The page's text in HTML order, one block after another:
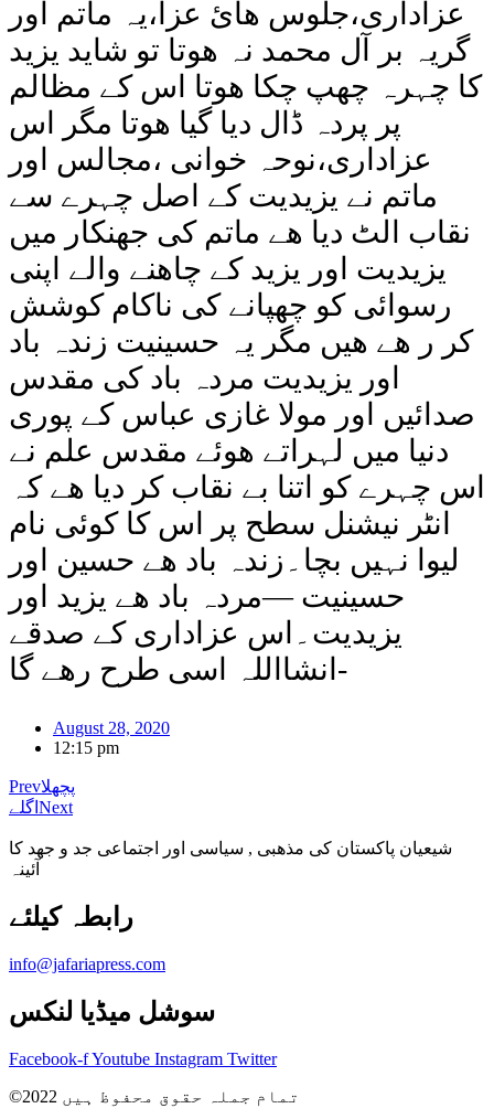
عزاداری،جلوس ھائ عزا،یہ ماتم اور
گریہ بر آل محمد نہ ھوتا تو شاید یزید
کا چہرہ چھپ چکا ھوتا اس کے مظالم
پر پردہ ڈال دیا گیا ھوتا مگر اس
عزاداری،نوحہ خوانی ،مجالس اور
ماتم نے یزیدیت کے اصل چہرے سے
نقاب الٹ دیا ھے ماتم کی جھنکار میں
یزیدیت اور یزید کے چاھنے والے اپنی
رسوائی کو چھپانے کی ناکام کوشش
کر ر ھے ھیں مگر یہ حسینیت زندہ باد
اور یزیدیت مردہ باد کی مقدس
صدائیں اور مولا غازی عباس کے پوری
دنیا میں لہراتے ھوئے مقدس علم نے
اس چہرے کو اتنا بے نقاب کر دیا ھے کہ
انٹر نیشنل سطح پر اس کا کوئی نام
لیوا نہیں بچا۔زندہ باد ھے حسین اور
حسینیت —مردہ باد ھے یزید اور
یزیدیت۔اس عزاداری کے صدقے
انشااللہ اسی طرح رھے گا-
August 28, 2020
12:15 pm
Prevپچھلا
اگلے Next
شیعیان پاکستان کی مذهبی , سیاسی اور اجتماعی جد و جهد کا
آئینہ
info@jafariapress.com​
سوشل میڈیا لنکس
Facebook-fYoutube Instagram Twitter
©2022 تمام جملہ حقوق محفوظ ہیں